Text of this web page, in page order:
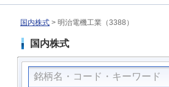
国内株式 > 明治電機工業（3388）
国内株式